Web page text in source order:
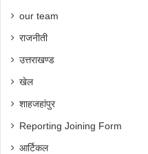
our team
राजनीती
उत्तराखण्ड
खेल
शाहजहांपुर
Reporting Joining Form
आर्टिकल